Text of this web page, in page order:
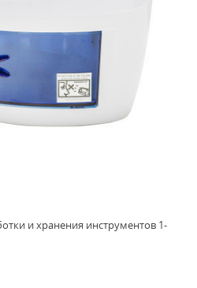
и хранения инструментов 1-